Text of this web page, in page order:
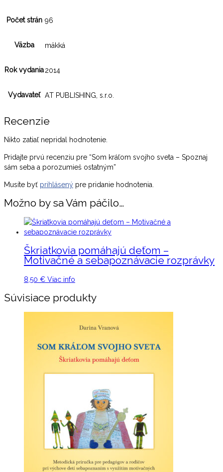
Počet strán 96
Väzba mäkká
Rok vydania2014
Vydavateľ AT PUBLISHING, s.r.o.
Recenzie
Nikto zatiaľ nepridal hodnotenie.
Pridajte prvú recenziu pre “Som kráľom svojho sveta – Spoznaj
sám seba a porozumieš ostatným”
Musíte byť prihlásený pre pridanie hodnotenia.
Možno by sa Vám páčilo…
Škriatkovia pomáhajú deťom –
Motivačné a sebapoznávacie rozprávky
8,50 € Viac info
Súvisiace produkty